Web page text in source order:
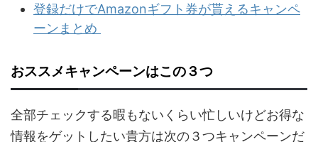
登録だけでAmazonギフト券が貰えるキャンペ
ーンまとめ
おススメキャンペーンはこの３つ
全部チェックする暇もないくらい忙しいけどお得な
情報をゲットしたい貴方は次の３つキャンペーンだ